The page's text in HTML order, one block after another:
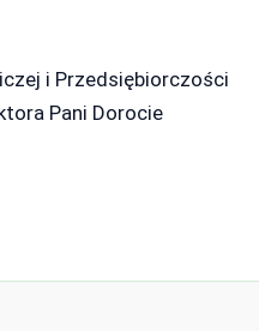
i Przedsiębiorczości
Pani Dorocie